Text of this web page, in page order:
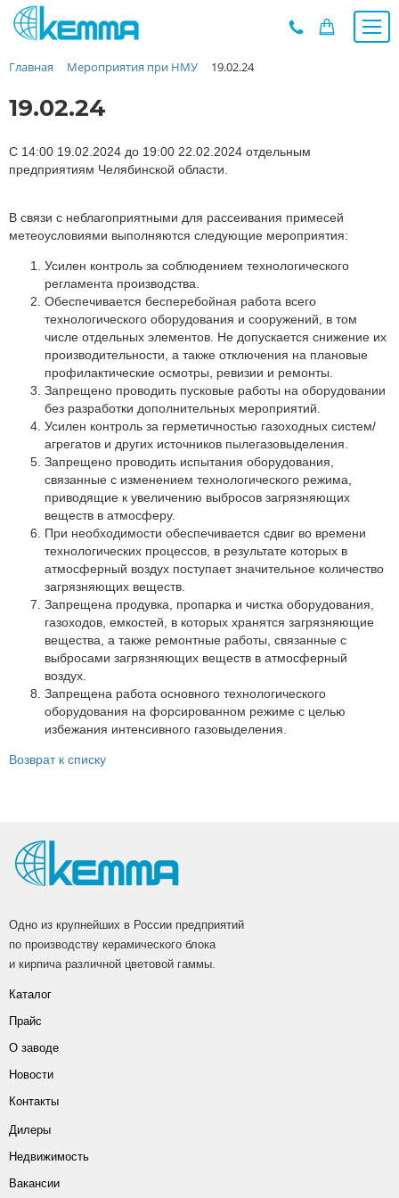
Каталог
О заводе
Новости
Контакты
Наши проекты
Мероприятия при НМУ
Предложения к зачёту
Подбор
Вакансии
Сертификаты
Партнеры
Личный кабинет
Корзина
Избранное
Главная Мероприятия при НМУ 19.02.24
19.02.24
С 14:00 19.02.2024 до 19:00 22.02.2024 отдельным
предприятиям Челябинской области.
В связи с неблагоприятными для рассеивания примесей
метеоусловиями выполняются следующие мероприятия:
Усилен контроль за соблюдением технологического
регламента производства.
Обеспечивается бесперебойная работа всего
технологического оборудования и сооружений, в том
числе отдельных элементов. Не допускается снижение их
производительности, а также отключения на плановые
профилактические осмотры, ревизии и ремонты.
Запрещено проводить пусковые работы на оборудовании
без разработки дополнительных мероприятий.
Усилен контроль за герметичностью газоходных систем/
агрегатов и других источников пылегазовыделения.
Запрещено проводить испытания оборудования,
связанные с изменением технологического режима,
приводящие к увеличению выбросов загрязняющих
веществ в атмосферу.
При необходимости обеспечивается сдвиг во времени
технологических процессов, в результате которых в
атмосферный воздух поступает значительное количество
загрязняющих веществ.
Запрещена продувка, пропарка и чистка оборудования,
газоходов, емкостей, в которых хранятся загрязняющие
вещества, а также ремонтные работы, связанные с
выбросами загрязняющих веществ в атмосферный
воздух.
Запрещена работа основного технологического
оборудования на форсированном режиме с целью
избежания интенсивного газовыделения.
Возврат к списку
Одно из крупнейших в России предприятий
по производству керамического блока
и кирпича различной цветовой гаммы.
Каталог
Прайс
О заводе
Новости
Контакты
Дилеры
Недвижимость
Вакансии